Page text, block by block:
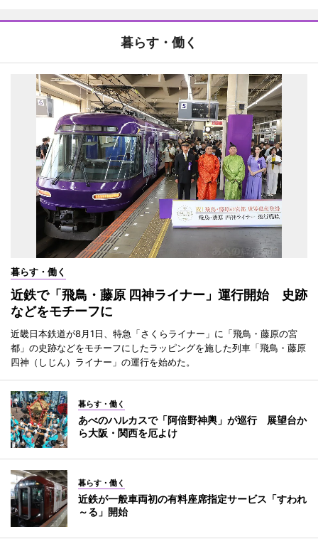
暮らす・働く
暮らす・働く
近鉄で「飛鳥・藤原 四神ライナー」運行開始 史跡
などをモチーフに
近畿日本鉄道が8月1日、特急「さくらライナー」に「飛鳥・藤原の宮
都」の史跡などをモチーフにしたラッピングを施した列車「飛鳥・藤原
四神（しじん）ライナー」の運行を始めた。
暮らす・働く
あべのハルカスで「阿倍野神輿」が巡行 展望台か
ら大阪・関西を厄よけ
暮らす・働く
近鉄が一般車両初の有料座席指定サービス「すわれ
～る」開始